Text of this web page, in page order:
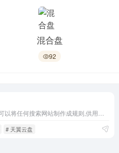
混合盘
92
# 天翼云盘